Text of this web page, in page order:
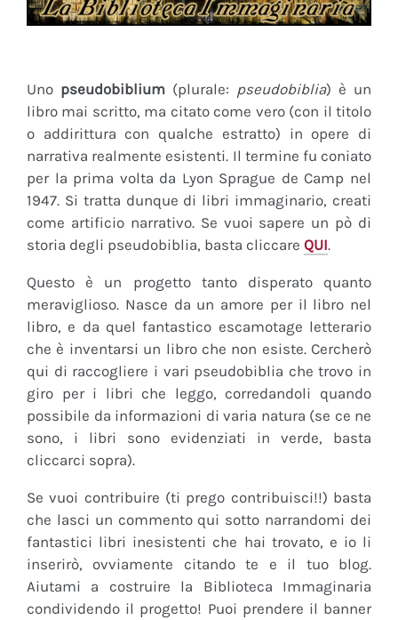
Uno pseudobiblium (plurale: pseudobiblia) è un
libro mai scritto, ma citato come vero (con il titolo
o addirittura con qualche estratto) in opere di
narrativa realmente esistenti. Il termine fu coniato
per la prima volta da Lyon Sprague de Camp nel
1947. Si tratta dunque di libri immaginario, creati
come artificio narrativo. Se vuoi sapere un pò di
storia degli pseudobiblia, basta cliccare QUI.
Questo è un progetto tanto disperato quanto
meraviglioso. Nasce da un amore per il libro nel
libro, e da quel fantastico escamotage letterario
che è inventarsi un libro che non esiste. Cercherò
qui di raccogliere i vari pseudobiblia che trovo in
giro per i libri che leggo, corredandoli quando
possibile da informazioni di varia natura (se ce ne
sono, i libri sono evidenziati in verde, basta
cliccarci sopra).
Se vuoi contribuire (ti prego contribuisci!!) basta
che lasci un commento qui sotto narrandomi dei
fantastici libri inesistenti che hai trovato, e io li
inserirò, ovviamente citando te e il tuo blog.
Aiutami a costruire la Biblioteca Immaginaria
condividendo il progetto! Puoi prendere il banner